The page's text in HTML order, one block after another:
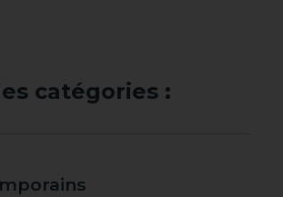
catégories :